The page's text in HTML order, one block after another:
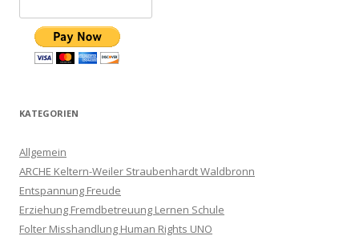
KATEGORIEN
Allgemein
ARCHE Keltern-Weiler Straubenhardt Waldbronn
Entspannung Freude
Erziehung Fremdbetreuung Lernen Schule
Folter Misshandlung Human Rights UNO